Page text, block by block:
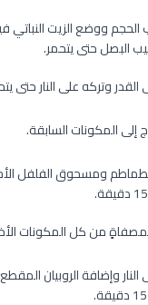
ووضع الزيت النباتي
البصل حتى يتحمر.
القدر وتركه على النار حتى
إلى المكونات السابقة.
ومسحوق الفلفل
من كل المكونات
النار وإضافة الروبيان